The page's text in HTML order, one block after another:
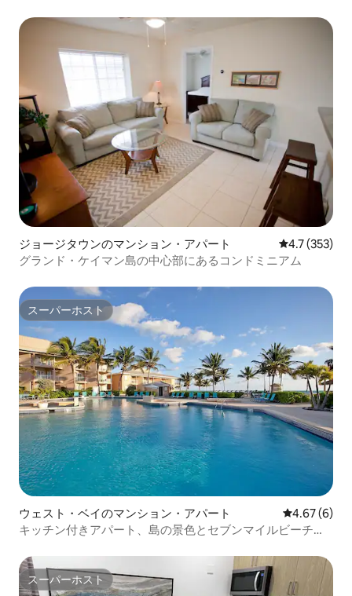
ジョージタウンのマンション・アパート レビュー353
4.7 (353)
グランド・ケイマン島の中心部にあるコンドミニアム
スーパーホスト
スーパーホスト
ウェスト・ベイのマンション・アパート レビュー6
4.67 (6)
キッチン付きアパート、島の景色とセブンマイルビーチ近
スーパーホスト
スーパーホスト